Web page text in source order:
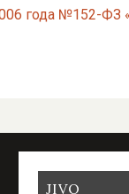
года №152-ФЗ
JIVO